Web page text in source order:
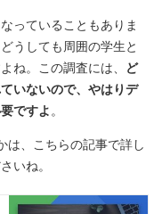
っていることもありま
うしても周囲の学生と
ね。この調査には、
ど
いないので、やはりデ
ですよ。
は、こちらの記事で詳し
いね。